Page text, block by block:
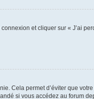
et cliquer sur « J’ai
Cela permet d’éviter que
si vous accédez au forum